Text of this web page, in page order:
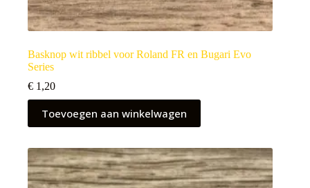
Basknop wit ribbel voor Roland FR en Bugari Evo
Series
€ 1,20
Toevoegen aan winkelwagen